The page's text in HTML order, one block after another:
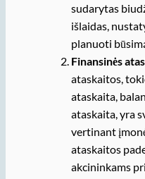
sudarytas
išlaidas,
planuoti
Finansinės
ataskaitos,
ataskaita,
ataskaita, yra
vertinant
ataskaitos
akcininkams